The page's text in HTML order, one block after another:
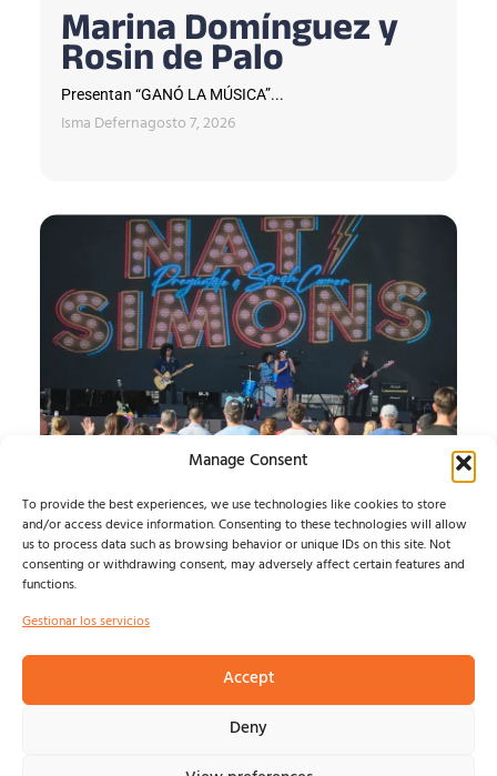
Manage Consent
To provide the best experiences, we use technologies like cookies to store
and/or access device information. Consenting to these technologies will allow
us to process data such as browsing behavior or unique IDs on this site. Not
consenting or withdrawing consent, may adversely affect certain features and
functions.
Gestionar los servicios
Accept
Deny
Marina Domínguez y
Rosin de Palo
Presentan “GANÓ LA MÚSICA”...
Isma Defernagosto 7, 2026
SONORAMA RIBERA:
CRÓNICA MIÉRCOLES
ARRANCA LA 29 EDICIÓN...
Álvaro Muntz
© NOSOLOINDE 2025 |POLÍTICA DE PRIVACIDAD Y